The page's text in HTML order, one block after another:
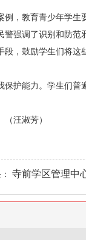
，教育青少年学生
强调了识别和防范
，鼓励学生们将这
护能力。学生们普
汪淑芳）
寺前学区管理中